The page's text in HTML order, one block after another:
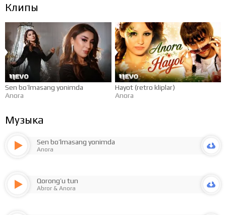
Клипы
Sen bo’lmasang yonimda
Anora
Hayot (retro kliplar)
Anora
Музыка
Sen bo’lmasang yonimda
Anora
Qorong’u tun
Abror& Anora